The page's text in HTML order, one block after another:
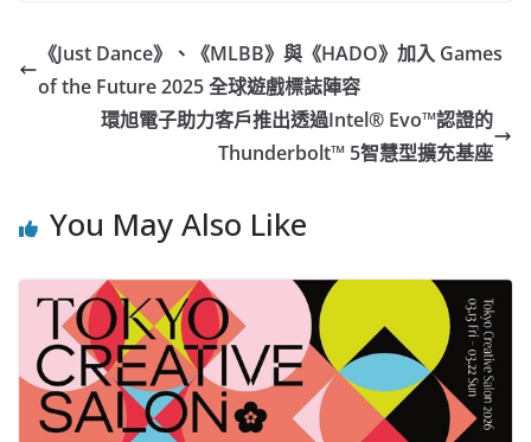
《Just Dance》、《MLBB》與《HADO》加入 Games
of the Future 2025 全球遊戲標誌陣容
環旭電子助力客戶推出透過Intel® Evo™認證的
Thunderbolt™ 5智慧型擴充基座
You May Also Like